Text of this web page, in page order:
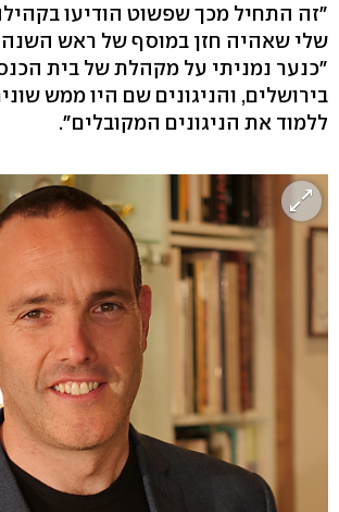
"זה התחיל מכך שפשוט הודיעו
שלי שאהיה חזן במוסף של ראש
"כנער נמניתי על מקהלת של בית
בירושלים, והניגונים שם היו ממש
ללמוד את הניגונים המקובלים".